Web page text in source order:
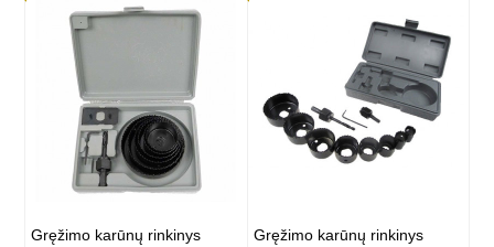
Gręžimo karūnų rinkinys
Gręžimo karūnų rinkinys